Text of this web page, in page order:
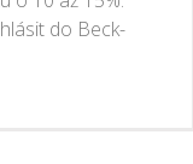
do Beck-